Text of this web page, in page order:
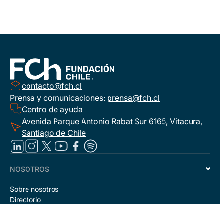
contacto@fch.cl
Prensa y comunicaciones: prensa@fch.cl
Centro de ayuda
Avenida Parque Antonio Rabat Sur 6165, Vitacura,
Santiago de Chile
NOSOTROS
Sobre nosotros
Directorio